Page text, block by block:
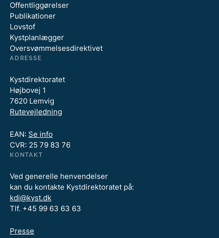
Offentliggørelser
Publikationer
Lovstof
Kystplanlægger
Oversvømmelsesdirektivet
ADRESSE
Kystdirektoratet
Højbovej 1
7620 Lemvig
Rutevejledning
EAN: Se info
CVR: 25 79 83 76
KONTAKT
Ved generelle henvendelser
kan du kontakte Kystdirektoratet på:
kdi@kyst.dk
Tlf. +45 99 63 63 63
Presse